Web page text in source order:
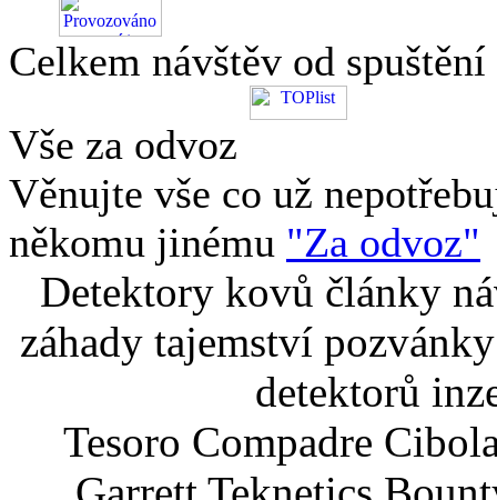
Celkem návštěv od
Vše za odvoz
Věnujte vše co už
někomu jinému "Za odvoz"
Detektory kovů články
záhady tajemství
detektorů
Tesoro Compadre